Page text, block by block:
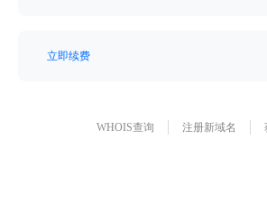
立即续费
WHOIS查询 注册新域名